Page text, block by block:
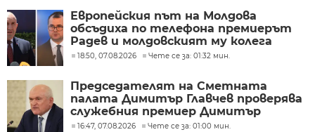
Европейския път на Молдова
обсъдиха по телефона премиерът
Радев и молдовският му колега
Тофан
18:50, 07.08.2026 Чете се за: 01:32 мин.
Председателят на Сметната
палата Димитър Главчев проверява
служебния премиер Димитър
Главчев?
16:47, 07.08.2026 Чете се за: 01:00 мин.